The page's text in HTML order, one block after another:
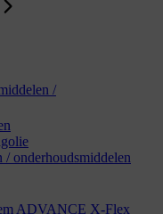
/
/ onderhoudsmiddelen
ADVANCE X-Flex